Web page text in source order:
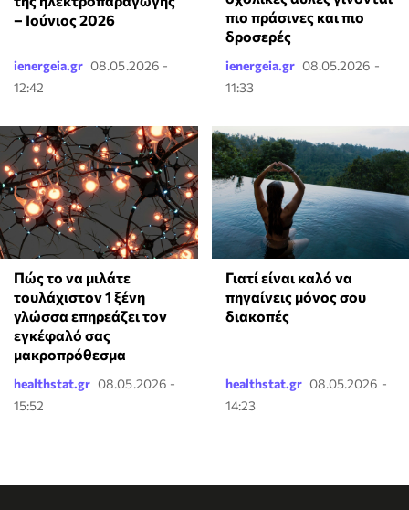
– Ιούνιος 2026
ienergeia.gr 08.05.2026 -
12:42
πιο πράσινες και πιο
δροσερές
ienergeia.gr 08.05.2026 -
11:33
⁠Πώς το να μιλάτε
τουλάχιστον 1 ξένη
γλώσσα επηρεάζει τον
εγκέφαλό σας
μακροπρόθεσμα
healthstat.gr 08.05.2026 -
15:52
Γιατί είναι καλό να
πηγαίνεις μόνος σου
διακοπές
healthstat.gr 08.05.2026 -
14:23